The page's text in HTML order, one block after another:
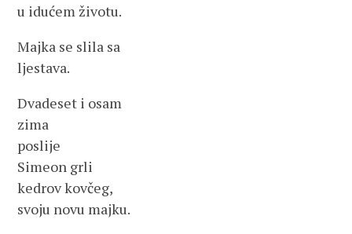
u idućem životu.
Majka se slila sa
ljestava.
Dvadeset i osam
zima
poslije
Simeon grli
kedrov kovčeg,
svoju novu majku.